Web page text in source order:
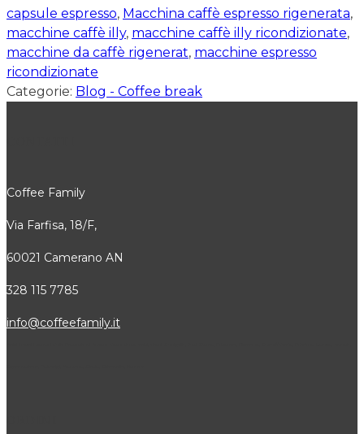
capsule espresso, Macchina caffè espresso rigenerata,
macchine caffè illy, macchine caffè illy ricondizionate,
macchine da caffè rigenerat, macchine espresso
ricondizionate
Categorie: Blog - Coffee break
Coffee Family
Via Farfisa, 18/F,
60021 Camerano AN
328 115 7785
info@coffeefamily.it